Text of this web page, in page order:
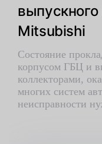
выпускного
Mitsubishi
Состояние
корпусом ГБЦ и
коллекторами,
многих систем
неисправности